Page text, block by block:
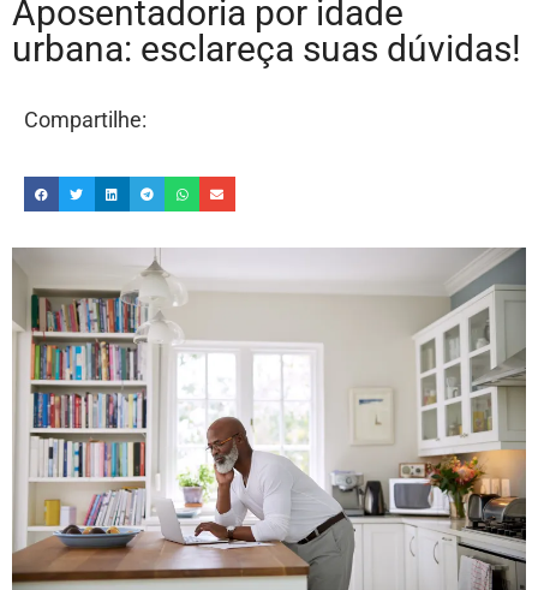
Aposentadoria por idade
urbana: esclareça suas dúvidas!
Compartilhe: